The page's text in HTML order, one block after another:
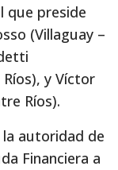
que preside
(Villaguay –
y Víctor
Ríos).
la autoridad de
Financiera a